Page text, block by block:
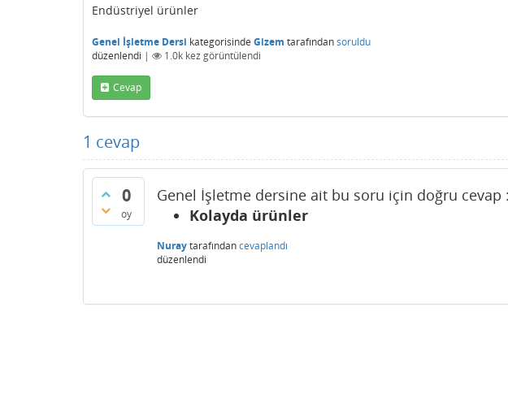
Endüstriyel ürünler
Genel İşletme Dersi kategorisinde Gizem tarafındansoruldu
düzenlendi | 1.0k kez görüntülendi
Cevap
1 cevap
0
oy
Genel İşletme dersine ait bu soru için doğru cevap :
Kolayda ürünler
Nuraytarafındancevaplandı
düzenlendi